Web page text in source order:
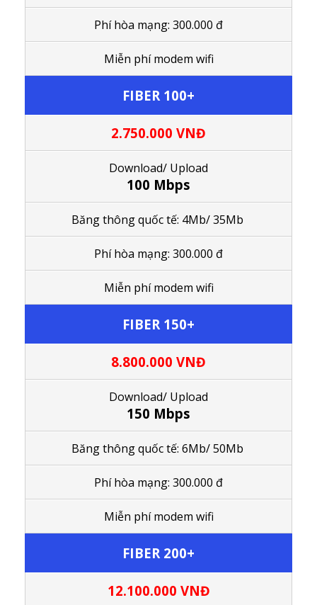
Phí hòa mạng: 300.000 đ
Miễn phí modem wifi
FIBER 100+
2.750.000 VNĐ
Download/ Upload
100 Mbps
Băng thông quốc tế: 4Mb/ 35Mb
Phí hòa mạng: 300.000 đ
Miễn phí modem wifi
FIBER 150+
8.800.000 VNĐ
Download/ Upload
150 Mbps
Băng thông quốc tế: 6Mb/ 50Mb
Phí hòa mạng: 300.000 đ
Miễn phí modem wifi
FIBER 200+
12.100.000 VNĐ